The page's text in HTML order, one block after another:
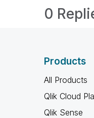
0
Products
All Products
Qlik Cloud
Qlik Sense